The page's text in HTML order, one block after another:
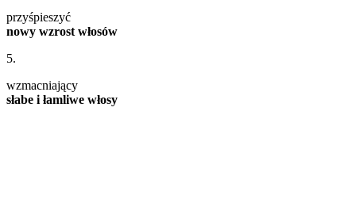
przyśpieszyć
nowy wzrost włosów
5.
wzmacniający
słabe i łamliwe włosy